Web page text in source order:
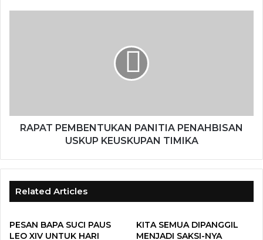
RAPAT PEMBENTUKAN PANITIA PENAHBISAN
USKUP KEUSKUPAN TIMIKA
Related Articles
PESAN BAPA SUCI PAUS
LEO XIV UNTUK HARI
KITA SEMUA DIPANGGIL
MENJADI SAKSI-NYA